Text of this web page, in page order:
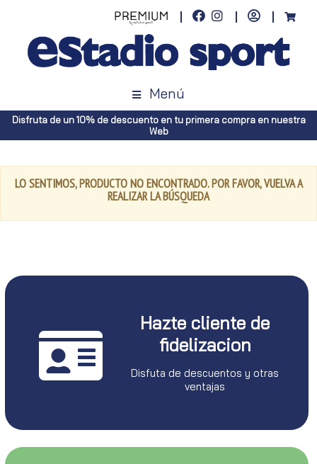
Menú
Disfruta de un 10% de descuento en tu primera compra en nuestra
Web
LO SENTIMOS, PRODUCTO NO ENCONTRADO. POR FAVOR, VUELVA A
REALIZAR LA BÚSQUEDA
Hazte cliente de
fidelizacion
Disfuta de descuentos y otras
ventajas